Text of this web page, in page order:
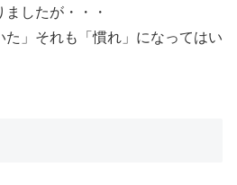
したが・・・
た」それも「慣れ」になってはい